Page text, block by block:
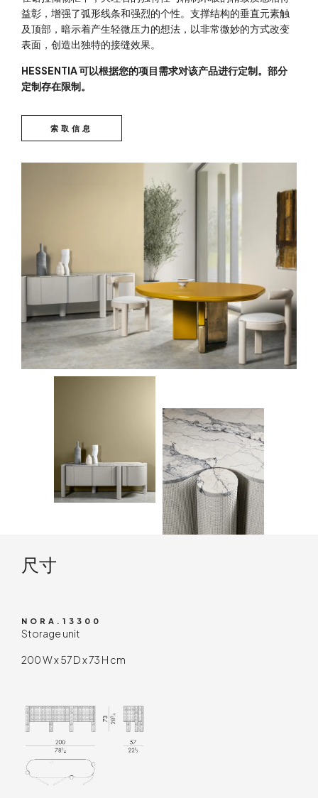
益彰，增强了弧形线条和强烈的个性。支撑结构的垂直元素触
及顶部，暗示着产生轻微压力的想法，以非常微妙的方式改变
表面，创造出独特的接缝效果。
HESSENTIA 可以根据您的项目需求对该产品进行定制。部分
定制存在限制。
索取信息
尺寸
NORA.13300
Storage unit
200 W x 57 D x 73 H cm